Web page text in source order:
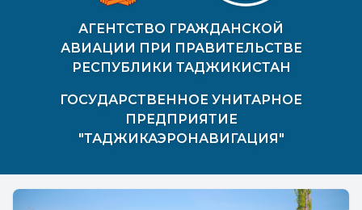
АГЕНТСТВО ГРАЖДАНСКОЙ
АВИАЦИИ ПРИ ПРАВИТЕЛЬСТВЕ
РЕСПУБЛИКИ ТАДЖИКИСТАН
ГОСУДАРСТВЕННОЕ УНИТАРНОЕ
ПРЕДПРИЯТИЕ
"ТАДЖИКАЭРОНАВИГАЦИЯ"